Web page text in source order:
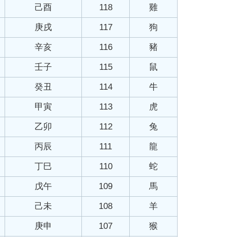
己酉 118 雞
庚戌 117 狗
辛亥 116 豬
壬子 115 鼠
癸丑 114 牛
甲寅 113 虎
乙卯 112 兔
丙辰 111 龍
丁巳 110 蛇
戊午 109 馬
己未 108 羊
庚申 107 猴